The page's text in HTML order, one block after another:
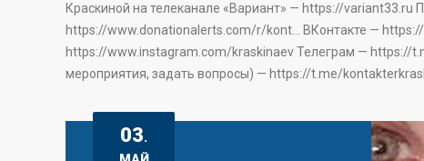
Краскиной на телеканале «Вариант» — https://variant33.ru
https://www.donationalerts.com/r/kont… ВКонтакте —
https://www.instagram.com/kraskinaev Телеграм — https://
мероприятия, задать вопросы) — https://t.me/
03.